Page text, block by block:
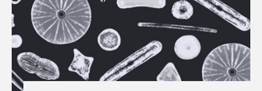
長崎ペンギン水族館 開発 雑貨 雷魚
青森県 頭足類 食中毒 食文化
飼育 高知県 魚介類 魚卵